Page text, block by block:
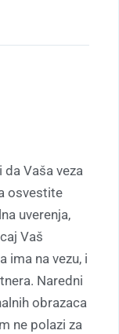
Vaša veza
osvestite
uverenja,
Vaš
ima na vezu, i
Naredni
obrazaca
ne polazi za